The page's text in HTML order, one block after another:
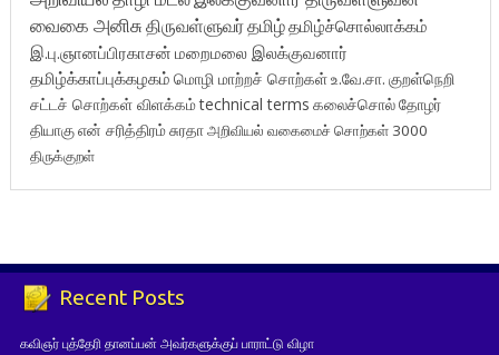
வைகை அனிசுதிருவள்ளுவர்தமிழ்தமிழ்ச்சொல்லாக்கம்
இ.பு.ஞானப்பிரகாசன் மறைமலை இலக்குவனார்
தமிழ்க்காப்புக்கழகம் மொழி மாற்றச் சொற்கள்உ.வே.சா. குறள்நெறி
சட்டச் சொற்கள் விளக்கம்technical terms கலைச்சொல்தோழர்
தியாகுஎன் சரித்திரம்சுரதாஅறிவியல் வகைமைச் சொற்கள் 3000
திருக்குறள்
Recent Posts
கவிஞர் புத்தேரி தானப்பன் அவர்களுக்குப் பாராட்டு விழா